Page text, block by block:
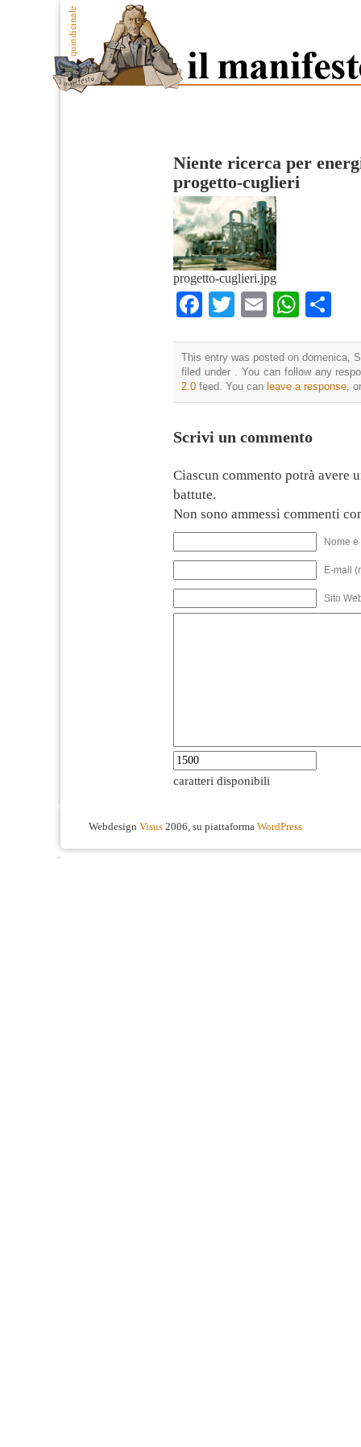
Niente ricerca per
progetto-cuglieri
progetto-cuglieri.jpg
Facebook
TwitterEmail
This entry was posted on domenica,
filed under . You can follow any
2.0 feed. You can leave a response ,
Scrivi un commento
Ciascun commento potrà avere
battute.
Non sono ammessi commenti
Nome
E-mail
Sito
caratteri disponibili
Webdesign Visus 2006, su piattaforma WordPress